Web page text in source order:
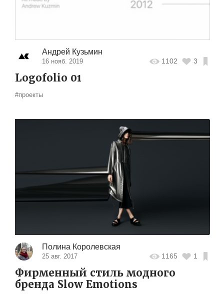
Андрей Кузьмин
16 нояб. 2019 1102 3
Logofolio 01
#проекты
Полина Королевская
25 авг. 2017 1165 1
Фирменный стиль модного
бренда Slow Emotions